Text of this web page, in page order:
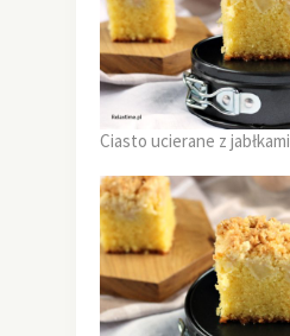
Ciasto ucierane z jabłkami